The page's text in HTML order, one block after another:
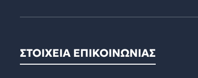
ΣΤΟΙΧΕΙΑ ΕΠΙΚΟΙΝΩΝΙΑΣ